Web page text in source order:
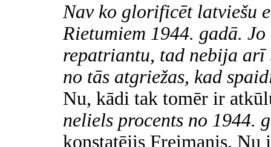
Nav ko glorificēt latviešu
Rietumiem 1944. gadā.
repatriantu, tad nebija arī
no tās atgriežas, kad
Nu, kādi tak tomēr ir
neliels procents no 1944.
konstatējis Freimanis. Nu